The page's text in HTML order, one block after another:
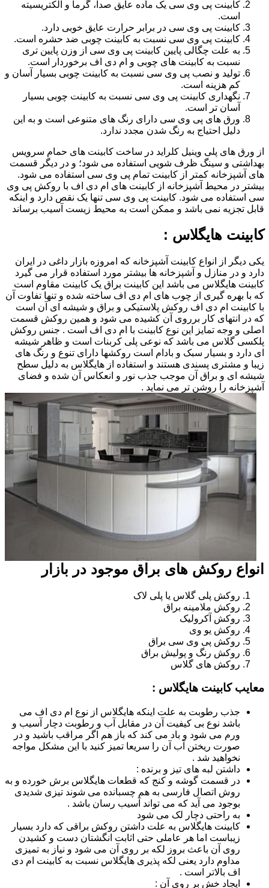
کابینت پی وی سی یک ماده عایق صدا، گرما و الکتریسیته
است.
کابینت پی وی سی در برابر حرارت عایق خوبی دارد.
کابینت پی وی سی نسبت به کابینت چوبی ضد حشره است.
به علت چگالی پایین کابینت پی وی سی از وزن پایین تری
نسبت به کابینت های چوبی و ام دی اف برخوردار است.
تولید و نصب پی وی سی نسبت به کابینت چوبی بسیار آسان و
کم هزینه است.
نگهداری کابینت پی وی سی نسبت به کابینت چوبی بسیار
آسان تر است.
ورق های پی وی سی دارای رنگ های متنوعی است و به این
دلیل احتیاج به رنگ شدن مجدد ندارد.
از ورق های پلی وینیل کلراید در ساخت کابینت های حمام سرویس
بهداشتی و سینگ ظرف شویی استفاده می شود؛ و در دیگر قسمت
های آشپزخانه کمتر از کابینت تمام پی وی سی استفاده می شود.
بیشتر در محیط آشپزخانه از کابینت های ام دی اف با روکش پی وی
سی استفاده می شود. کابینت پی وی سی تنها یک نقص دارد و اینکه
قابل تجزیه نمی باشد و ممکن است به محیط زیست آسیب برساند
کابینت هایگلاس :
یکی دیگر از انواع کابینت آشپزخانه که امروزه بازار داغی در ایران
دارد و در منازل و آشپزخانه ها بیشتر مورد استفاده قرار می گیرد
کابینت هایگلاس می باشد این کابینت براق یک کابینت مقاوم است
که با بهره گیری از چوب های ام دی اف ساخته شده و تنها تفاوت آن
با کابینت ام دی اف روکش پلاستیکی و براق و شیشه ای آن است
که در انتهای کار برروی آن کشیده می شود و همین روکش قسمت
اصلی و وجه تمایز این نوع کابینت با ام دی اف است . جنس روکش
پلکسی گلاس می باشد که نوعی پلی کربنات است و ظاهر شیشه
ای دارد و بسیار سبک و بادام است روکشها دارای تنوع و رنگ های
زیبا و مشتری پسندی هستند و استفاده از هایگلاس به دلیل سطح
شیشه ای و براق آن موجب جذب نور و انعکاس آن شده و فضای
آشپزخانه را روشن تر می نماید .
انواع روکش های براق موجود در بازار
روکش پلی گلاس یا پلی لاک
روکش ملامینه براق
روکش آکرولیک
روکش یو وی
روکش پی وی سی براق
روکش رنگ و پولیش براق
روکش های گلاس
معایب کابینت هایگلاس :
جذب رطوبت به علت اینکه هایگلاس از نوع ام دی اف می
باشد نوع بی کیفیت آن در مقابل آب و رطوبت دچار آسیب و
ورم می شود و باد می کند که باز هم اگر مراقب باشید و در
صورت ریختن آب آن را سریعا تمیز کنید با این مشکل مواجه
نخواهید شد .
داشتن لبه های تیز و برنده :
در قسمت گوشه و کنج که قطعات هایگلاس برش خورده و به
روش اتصال فارسی به هم چسبانده می شوند تیزی شدیدی
بوجود می آید که می تواند آسیب رسان باشد .
به راحتی دچار لک می شود
کابینت هایگلاس به علت داشتن روکش براقی که دارد بسیار
زیباست اما هر عاملی حتی اثابت انگشتان دست و کشیدن
روی آن باعث بروز لکه بر روی آن می شود و نیاز به تمیزی
مداوم دارد یعنی لکه پذیری هایگلاس نسبت به کابینت ام دی
اف بالاتر است .
ایجاد خش بر روی آن :